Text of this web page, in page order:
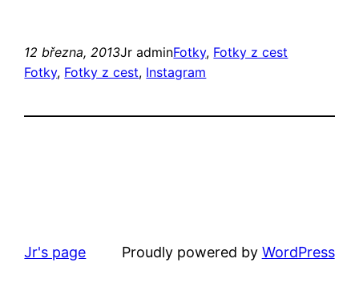
12 března, 2013Jr adminFotky, Fotky z cest
Fotky, Fotky z cest, Instagram
Jr's page Proudly powered by WordPress